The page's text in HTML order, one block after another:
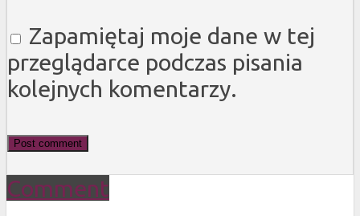
Zapamiętaj moje dane w tej
przeglądarce podczas pisania
kolejnych komentarzy.
Comment